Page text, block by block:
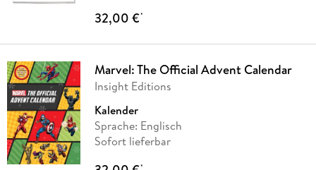
32,00 €*
Marvel: The Official Advent Calendar
Insight Editions
Kalender
Sprache: Englisch
Sofort lieferbar
*